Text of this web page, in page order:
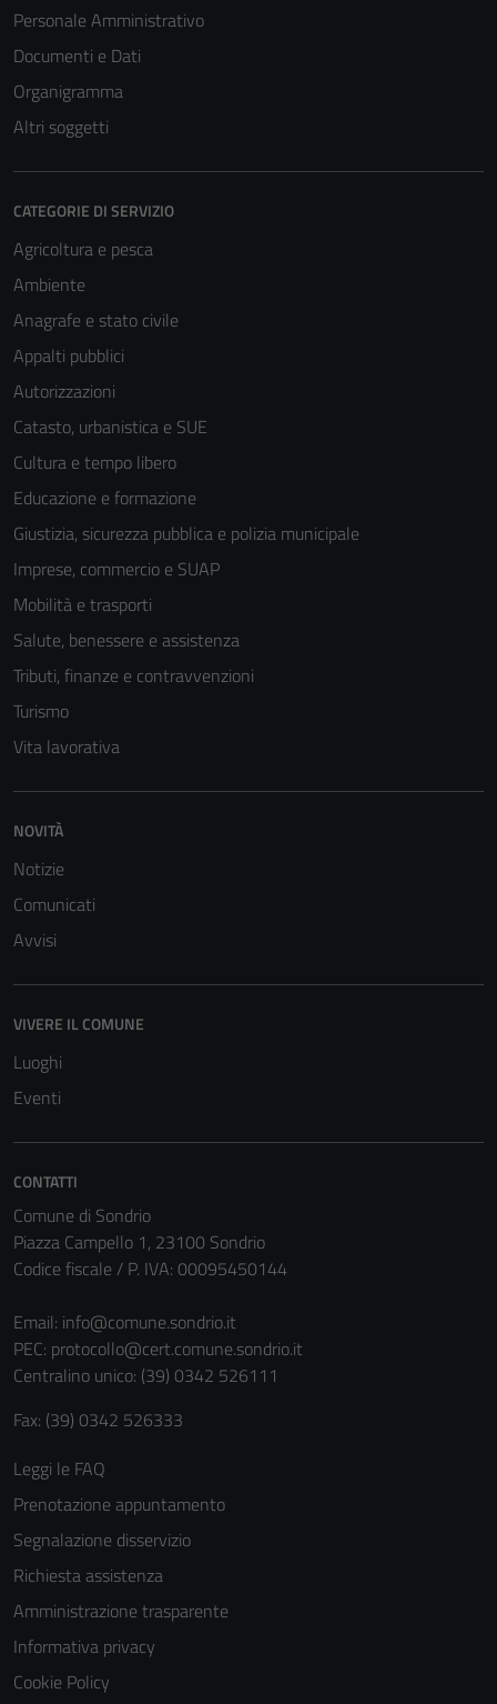
Personale Amministrativo
Documenti e Dati
Organigramma
Altri soggetti
CATEGORIE DI SERVIZIO
Agricoltura e pesca
Ambiente
Anagrafe e stato civile
Appalti pubblici
Autorizzazioni
Catasto, urbanistica e SUE
Cultura e tempo libero
Educazione e formazione
Giustizia, sicurezza pubblica e polizia municipale
Imprese, commercio e SUAP
Mobilità e trasporti
Salute, benessere e assistenza
Tributi, finanze e contravvenzioni
Turismo
Vita lavorativa
NOVITÀ
Notizie
Comunicati
Avvisi
VIVERE IL COMUNE
Luoghi
Eventi
CONTATTI
Comune di Sondrio
Piazza Campello 1, 23100 Sondrio
Codice fiscale / P. IVA: 00095450144
Email: info@comune.sondrio.it
PEC: protocollo@cert.comune.sondrio.it
Centralino unico: (39) 0342 526111
Fax: (39) 0342 526333
Leggi le FAQ
Prenotazione appuntamento
Segnalazione disservizio
Richiesta assistenza
Amministrazione trasparente
Informativa privacy
Cookie Policy